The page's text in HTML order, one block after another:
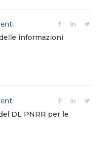
informazioni
DL PNRR per le